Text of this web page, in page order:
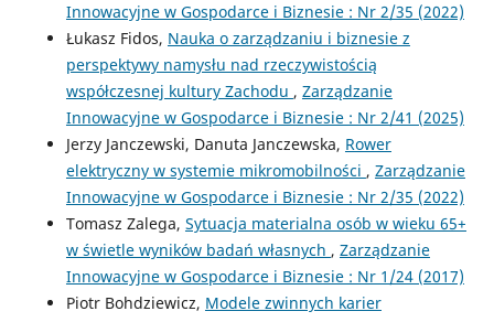
Innowacyjne w Gospodarce i Biznesie : Nr 2/35 (2022)
Łukasz Fidos, Nauka o zarządzaniu i biznesie z
perspektywy namysłu nad rzeczywistością
współczesnej kultury Zachodu , Zarządzanie
Innowacyjne w Gospodarce i Biznesie : Nr 2/41 (2025)
Jerzy Janczewski, Danuta Janczewska, Rower
elektryczny w systemie mikromobilności , Zarządzanie
Innowacyjne w Gospodarce i Biznesie : Nr 2/35 (2022)
Tomasz Zalega, Sytuacja materialna osób w wieku 65+
w świetle wyników badań własnych , Zarządzanie
Innowacyjne w Gospodarce i Biznesie : Nr 1/24 (2017)
Piotr Bohdziewicz, Modele zwinnych karier